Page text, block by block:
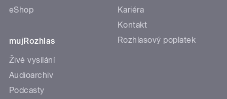
eShop
mujRozhlas
Živé vysílání
Audioarchiv
Podcasty
Kariéra
Kontakt
Rozhlasový poplatek